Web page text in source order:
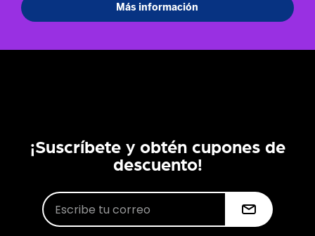
¡Suscríbete y obtén cupones de
descuento!